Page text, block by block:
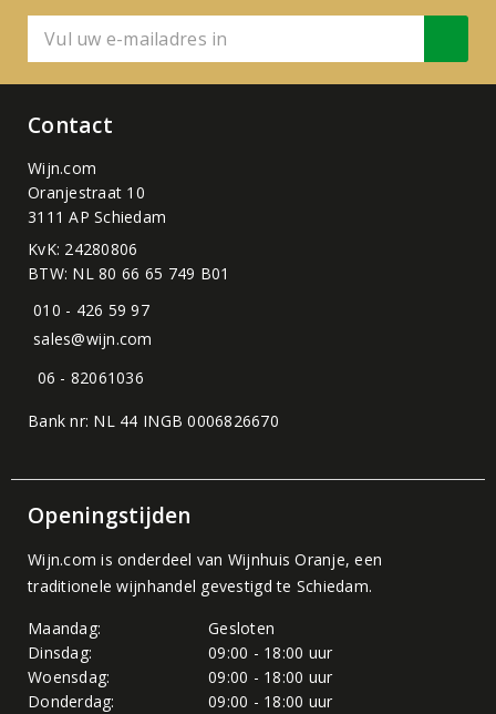
Contact
Wijn.com
Oranjestraat 10
3111 AP Schiedam
KvK: 24280806
BTW: NL 80 66 65 749 B01
010 - 426 59 97
sales@wijn.com
06 - 82061036
Bank nr: NL 44 INGB 0006826670
Openingstijden
Wijn.com is onderdeel van Wijnhuis Oranje, een
traditionele wijnhandel gevestigd te Schiedam.
Maandag:
Gesloten
Dinsdag:
09:00 - 18:00 uur
Woensdag:
09:00 - 18:00 uur
Donderdag:
09:00 - 18:00 uur